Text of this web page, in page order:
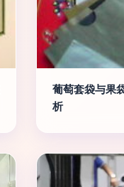
葡萄套袋与果
析